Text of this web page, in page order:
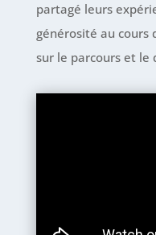
partagé leurs
générosité au cours
sur le parcours et le